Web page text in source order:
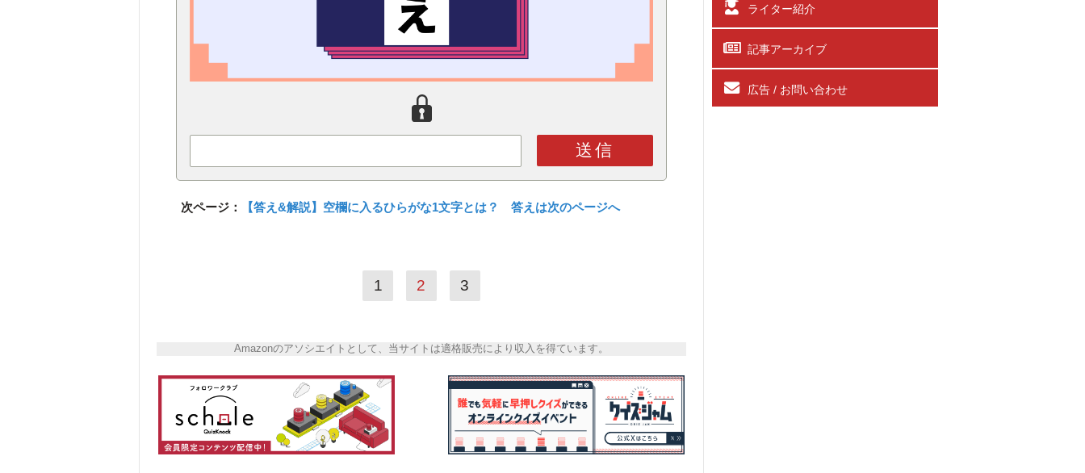
送信
次ページ： 【答え&解説】空欄に入るひらがな1文字とは？ 答えは次のページへ
1 2 3
Amazonのアソシエイトとして、当サイトは適格販売により収入を得ています。
ライター紹介
記事アーカイブ
広告 / お問い合わせ